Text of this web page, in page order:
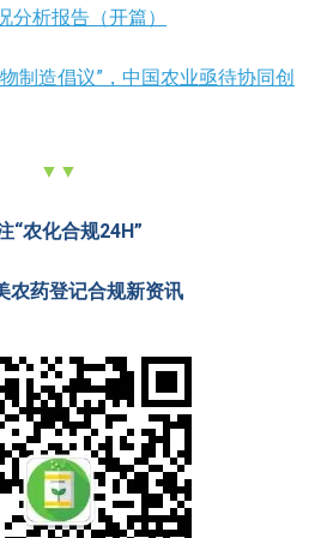
分析报告（开篇）
制造倡议”，中国农业亟待协同创
▼▼
“农化合规24H”
农药登记合规新资讯